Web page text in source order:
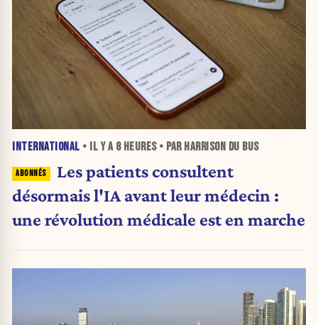
INTERNATIONAL • IL Y A 8 HEURES• PAR HARRISON DU BUS
Les patients consultent
désormais l'IA avant leur médecin :
une révolution médicale est en marche